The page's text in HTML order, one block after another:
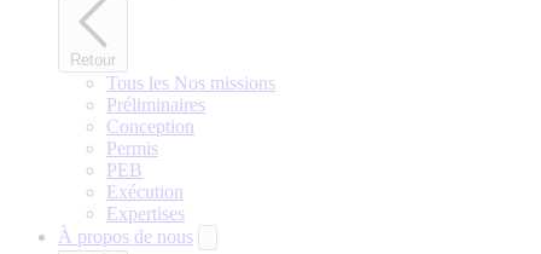
Retour
Tous les Nos missions
Préliminaires
Conception
Permis
PEB
Exécution
Expertises
À propos de nous